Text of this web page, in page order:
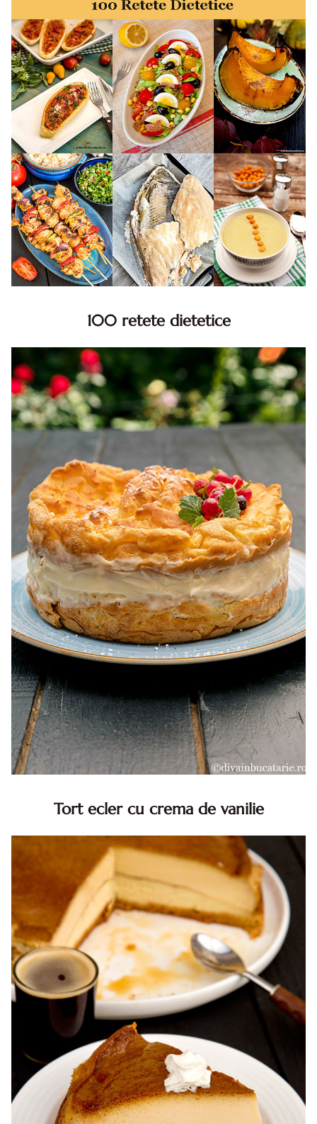
100 retete dietetice
dietetice. Idei retete dietetice. 100 Retete mancare
pentru dieta.
Tort ecler cu crema de vanilie
Reteta tort ecler. Tort ecler cu crema vanilie. Reteta
Karpatka